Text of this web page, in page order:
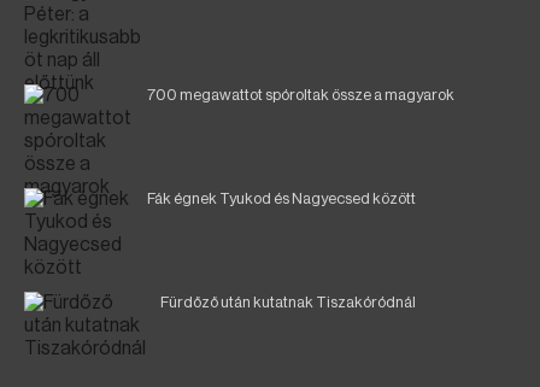
700 megawattot spóroltak össze a magyarok
Fák égnek Tyukod és Nagyecsed között
Fürdőző után kutatnak Tiszakóródnál